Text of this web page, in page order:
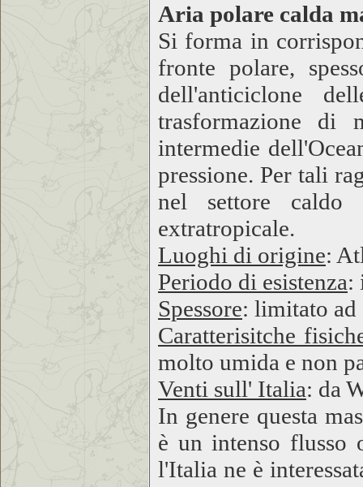
Aria polare calda
Si forma in
fronte polare,
dell'anticiclone
trasformazione di
intermedie
pressione. Per tali
nel settore caldo
extratropicale.
Luoghi di origine:
Periodo di esistenza:
Spessore: limitato
Caratterisitche
molto umida e non
Venti sull' Italia: da
In genere questa
è un intenso flusso
l'Italia ne è